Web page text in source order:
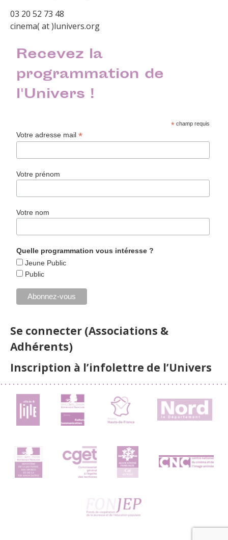
03 20 52 73 48
cinema( at )lunivers.org
Recevez la
programmation de
l'Univers !
* champ requis
Votre adresse mail*
Votre prénom
Votre nom
Quelle programmation vous intéresse ?
Jeune Public
Public
Se connecter (Associations &
Adhérents)
Inscription à l’infolettre de l’Univers